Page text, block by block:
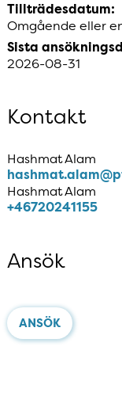
Tillträdesdatum:
Omgående eller
Sista
2026-08-31
Kontakt
Hashmat Alam
Hashmat Alam
+46720241155
Ansök
ANSÖK